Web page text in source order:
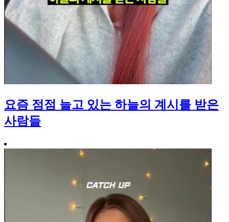
요즘 점점 늘고 있는 하늘의 계시를 받은
사람들